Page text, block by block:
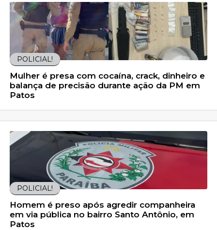
POLICIAL!
Mulher é presa com cocaína, crack, dinheiro e
balança de precisão durante ação da PM em
Patos
POLICIAL!
Homem é preso após agredir companheira
em via pública no bairro Santo Antônio, em
Patos